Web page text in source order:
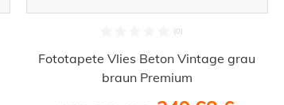
Fototapete Vlies Beton Vintage grau
braun Premium